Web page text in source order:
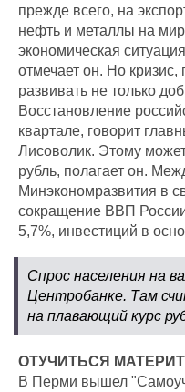
прежде всего, на
нефть и металлы на
экономическая
отмечает он. Но
развивать не только
Восстановление
квартале, говорит
Лисоволик. Этому
рубль, полагает он.
Минэкономразвития в
сокращение ВВП
5,7%, инвестиций в
Спрос населения на
Центробанке. Там
на плавающий курс
ОТУЧИТЬСЯ
В Перми вышел